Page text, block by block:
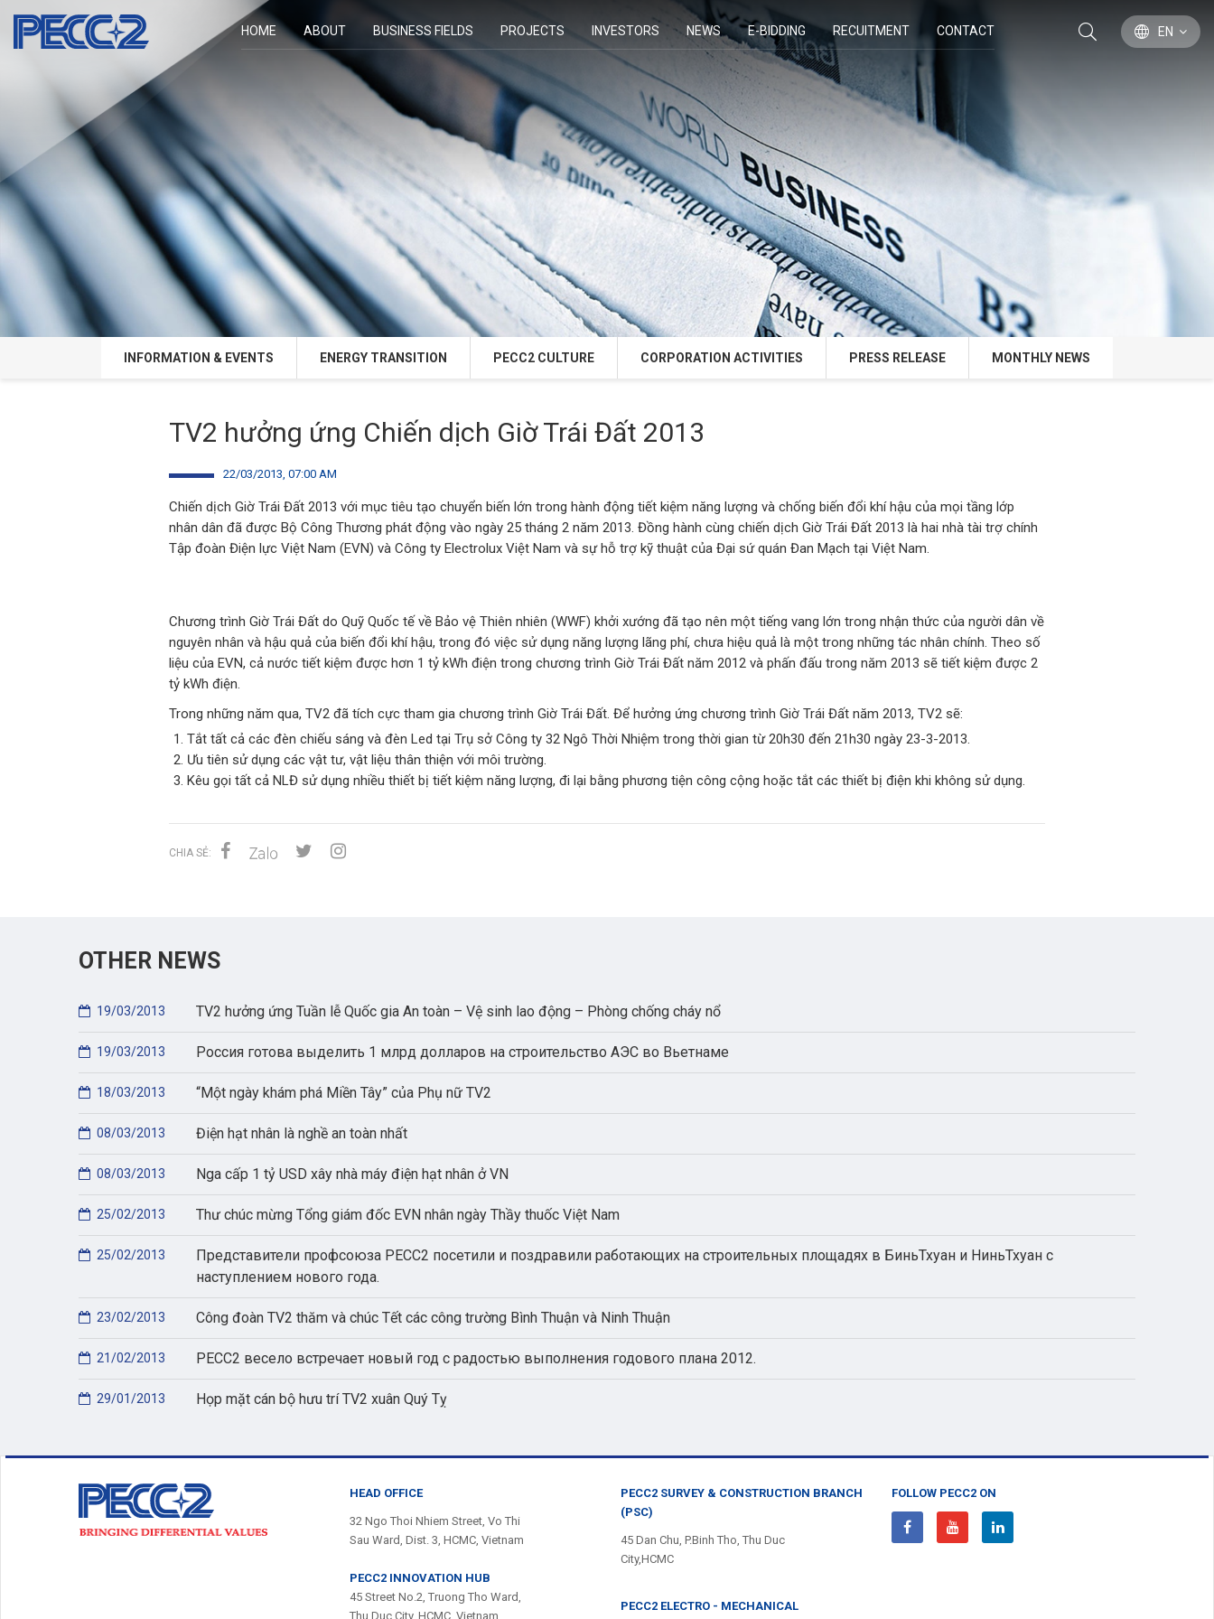
HOME ABOUT BUSINESS FIELDS PROJECTS INVESTORS NEWS E-BIDDING RECUITMENT CONTACT EN
INFORMATION & EVENTS ENERGY TRANSITION PECC2 CULTURE CORPORATION ACTIVITIES PRESS RELEASE MONTHLY NEWS
TV2 hưởng ứng Chiến dịch Giờ Trái Đất 2013
22/03/2013, 07:00 AM
Chiến dịch Giờ Trái Đất 2013 với mục tiêu tạo chuyển biến lớn trong hành động tiết kiệm năng lượng và chống biến đổi khí hậu của mọi tầng lớp
nhân dân đã được Bộ Công Thương phát động vào ngày 25 tháng 2 năm 2013. Đồng hành cùng chiến dịch Giờ Trái Đất 2013 là hai nhà tài trợ chính
Tập đoàn Điện lực Việt Nam (EVN) và Công ty Electrolux Việt Nam và sự hỗ trợ kỹ thuật của Đại sứ quán Đan Mạch tại Việt Nam.
Chương trình Giờ Trái Đất do Quỹ Quốc tế về Bảo vệ Thiên nhiên (WWF) khởi xướng đã tạo nên một tiếng vang lớn trong nhận thức của người dân về
nguyên nhân và hậu quả của biến đổi khí hậu, trong đó việc sử dụng năng lượng lãng phí, chưa hiệu quả là một trong những tác nhân chính. Theo số
liệu của EVN, cả nước tiết kiệm được hơn 1 tỷ kWh điện trong chương trình Giờ Trái Đất năm 2012 và phấn đấu trong năm 2013 sẽ tiết kiệm được 2
tỷ kWh điện.
Trong những năm qua, TV2 đã tích cực tham gia chương trình Giờ Trái Đất. Để hưởng ứng chương trình Giờ Trái Đất năm 2013, TV2 sẽ:
Tắt tất cả các đèn chiếu sáng và đèn Led tại Trụ sở Công ty 32 Ngô Thời Nhiệm trong thời gian từ 20h30 đến 21h30 ngày 23-3-2013.
Ưu tiên sử dụng các vật tư, vật liệu thân thiện với môi trường.
Kêu gọi tất cả NLĐ sử dụng nhiều thiết bị tiết kiệm năng lượng, đi lại bằng phương tiện công cộng hoặc tắt các thiết bị điện khi không sử dụng.
CHIA SẺ:
OTHER NEWS
TV2 hưởng ứng Tuần lễ Quốc gia An toàn – Vệ sinh lao động – Phòng chống cháy nổ
19/03/2013
Россия готова выделить 1 млрд долларов на строительство АЭС во Вьетнаме
19/03/2013
“Một ngày khám phá Miền Tây” của Phụ nữ TV2
18/03/2013
Điện hạt nhân là nghề an toàn nhất
08/03/2013
Nga cấp 1 tỷ USD xây nhà máy điện hạt nhân ở VN
08/03/2013
Thư chúc mừng Tổng giám đốc EVN nhân ngày Thầy thuốc Việt Nam
25/02/2013
Представители профсоюза PECC2 посетили и поздравили работающих на строительных площадях в БиньТхуан и НиньТхуан с
наступлением нового года.
25/02/2013
Công đoàn TV2 thăm và chúc Tết các công trường Bình Thuận và Ninh Thuận
23/02/2013
PECC2 весело встречает новый год с радостью выполнения годового плана 2012.
21/02/2013
Họp mặt cán bộ hưu trí TV2 xuân Quý Tỵ
29/01/2013
HEAD OFFICE
32 Ngo Thoi Nhiem Street, Vo Thi
Sau Ward, Dist. 3, HCMC, Vietnam
PECC2 INNOVATION HUB
45 Street No.2, Truong Tho Ward,
Thu Duc City, HCMC, Vietnam
PECC2 SURVEY & CONSTRUCTION BRANCH
(PSC)
45 Dan Chu, P.Binh Tho, Thu Duc
City,HCMC
PECC2 ELECTRO - MECHANICAL
FOLLOW PECC2 ON